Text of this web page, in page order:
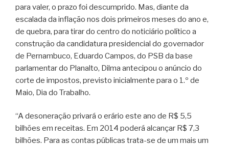
para valer, o prazo foi descumprido. Mas, diante da
escalada da inflação nos dois primeiros meses do ano e,
de quebra, para tirar do centro do noticiário político a
construção da candidatura presidencial do governador
de Pernambuco, Eduardo Campos, do PSB da base
parlamentar do Planalto, Dilma antecipou o anúncio do
corte de impostos, previsto inicialmente para o 1.º de
Maio, Dia do Trabalho.
“A desoneração privará o erário este ano de R$ 5,5
bilhões em receitas. Em 2014 poderá alcançar R$ 7,3
bilhões. Para as contas públicas trata-se de um mais um